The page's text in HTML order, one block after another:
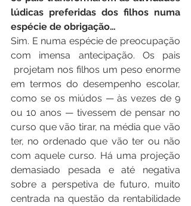
lúdicas preferidas dos filhos numa
espécie de obrigação…
Sim. E numa espécie de preocupação
com imensa antecipação. Os pais
projetam nos filhos um peso enorme
em termos do desempenho escolar,
como se os miúdos — às vezes de 9
ou 10 anos — tivessem de pensar no
curso que vão tirar, na média que vão
ter, no ordenado que vão ter ou não
com aquele curso. Há uma projeção
demasiado pesada e até negativa
sobre a perspetiva de futuro, muito
centrada na questão da rentabilidade